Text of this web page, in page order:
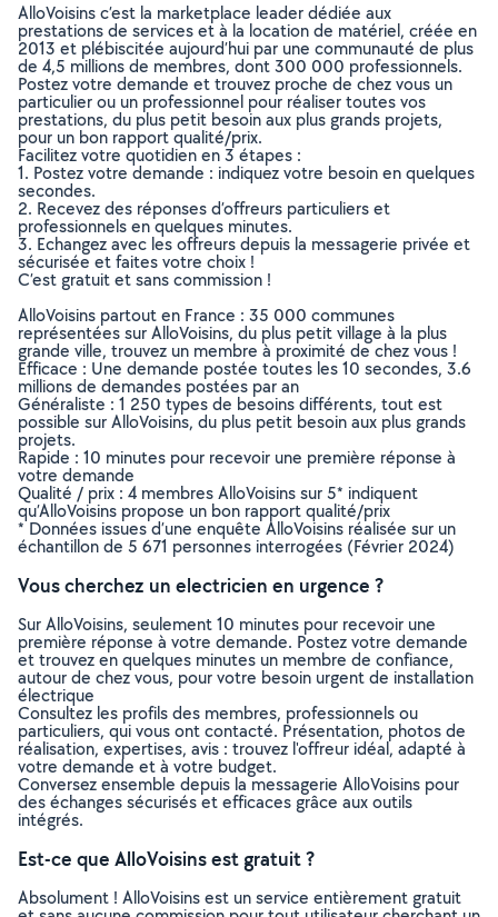
AlloVoisins c’est la marketplace leader dédiée aux
prestations de services et à la location de matériel, créée en
2013 et plébiscitée aujourd’hui par une communauté de plus
de 4,5 millions de membres, dont 300 000 professionnels.
Postez votre demande et trouvez proche de chez vous un
particulier ou un professionnel pour réaliser toutes vos
prestations, du plus petit besoin aux plus grands projets,
pour un bon rapport qualité/prix.
Facilitez votre quotidien en 3 étapes :
1. Postez votre demande : indiquez votre besoin en quelques
secondes.
2. Recevez des réponses d’offreurs particuliers et
professionnels en quelques minutes.
3. Echangez avec les offreurs depuis la messagerie privée et
sécurisée et faites votre choix !
C’est gratuit et sans commission !
AlloVoisins partout en France : 35 000 communes
représentées sur AlloVoisins, du plus petit village à la plus
grande ville, trouvez un membre à proximité de chez vous !
Efficace : Une demande postée toutes les 10 secondes, 3.6
millions de demandes postées par an
Généraliste : 1 250 types de besoins différents, tout est
possible sur AlloVoisins, du plus petit besoin aux plus grands
projets.
Rapide : 10 minutes pour recevoir une première réponse à
votre demande
Qualité / prix : 4 membres AlloVoisins sur 5* indiquent
qu’AlloVoisins propose un bon rapport qualité/prix
* Données issues d’une enquête AlloVoisins réalisée sur un
échantillon de 5 671 personnes interrogées (Février 2024)
Vous cherchez un electricien en urgence ?
Sur AlloVoisins, seulement 10 minutes pour recevoir une
première réponse à votre demande. Postez votre demande
et trouvez en quelques minutes un membre de confiance,
autour de chez vous, pour votre besoin urgent de installation
électrique
Consultez les profils des membres, professionnels ou
particuliers, qui vous ont contacté. Présentation, photos de
réalisation, expertises, avis : trouvez l'offreur idéal, adapté à
votre demande et à votre budget.
Conversez ensemble depuis la messagerie AlloVoisins pour
des échanges sécurisés et efficaces grâce aux outils
intégrés.
Est-ce que AlloVoisins est gratuit ?
Absolument ! AlloVoisins est un service entièrement gratuit